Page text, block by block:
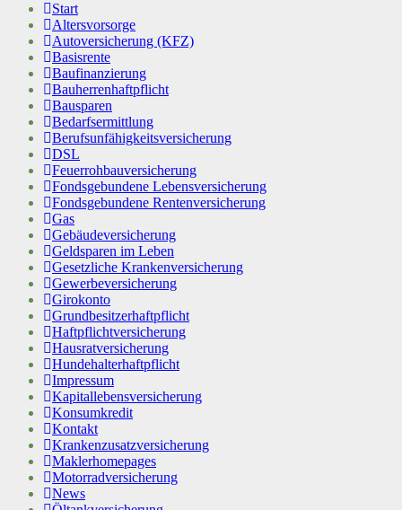
Start
Altersvorsorge
Autoversicherung (KFZ)
Basisrente
Baufinanzierung
Bauherrenhaftpflicht
Bausparen
Bedarfsermittlung
Berufs­unfähigkeitsversicherung
DSL
Feuerrohbauversicherung
Fondsgebundene Lebensversicherung
Fondsgebundene Rentenversicherung
Gas
Gebäudeversicherung
Geldsparen im Leben
Gesetzliche Krankenversicherung
Gewerbeversicherung
Girokonto
Grundbesitzerhaftpflicht
Haftpflichtversicherung
Hausratversicherung
Hundehalterhaftpflicht
Impressum
Kapitallebensversicherung
Konsumkredit
Kontakt
Krankenzusatzversicherung
Maklerhomepages
Motorradversicherung
News